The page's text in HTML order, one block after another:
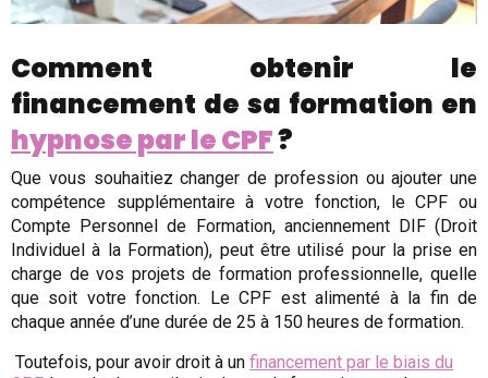
Comment obtenir le
financement de sa formation en
hypnose par le CPF?
Que vous souhaitiez changer de profession ou ajouter une
compétence supplémentaire à votre fonction, le CPF ou
Compte Personnel de Formation, anciennement DIF (Droit
Individuel à la Formation), peut être utilisé pour la prise en
charge de vos projets de formation professionnelle, quelle
que soit votre fonction. Le CPF est alimenté à la fin de
chaque année d’une durée de 25 à 150 heures de formation.
Toutefois, pour avoir droit à un financement par le biais du